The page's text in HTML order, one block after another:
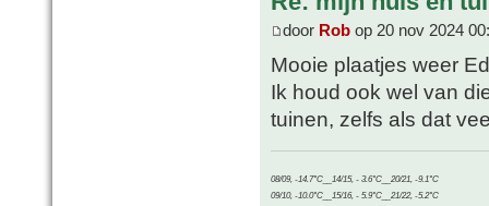
door Rob op 20 nov 2024
Mooie plaatjes weer
Ik houd ook wel van
tuinen, zelfs als dat
08/09, -14.7°C__14/15, - 3.6°C__20/21, -9.1°C
09/10, -10.0°C__15/16, - 5.9°C__21/22, -5.2°C